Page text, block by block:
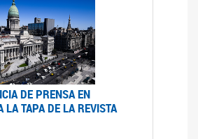
DE PRENSA EN
LA TAPA DE LA REVISTA